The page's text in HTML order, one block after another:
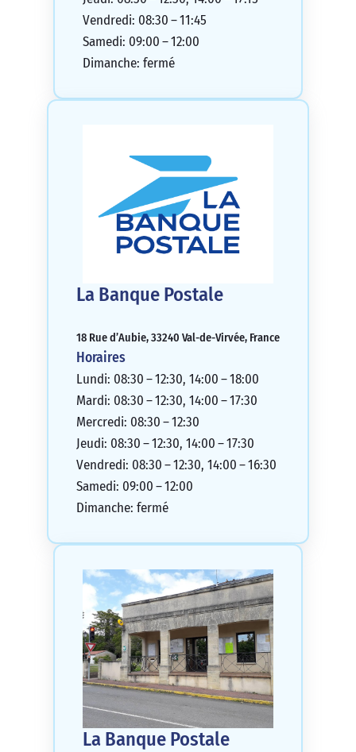
Vendredi: 08:30 – 11:45
Samedi: 09:00 – 12:00
Dimanche: fermé
La Banque Postale
18 Rue d’Aubie, 33240 Val-de-Virvée, France
Horaires
Lundi: 08:30 – 12:30, 14:00 – 18:00
Mardi: 08:30 – 12:30, 14:00 – 17:30
Mercredi: 08:30 – 12:30
Jeudi: 08:30 – 12:30, 14:00 – 17:30
Vendredi: 08:30 – 12:30, 14:00 – 16:30
Samedi: 09:00 – 12:00
Dimanche: fermé
La Banque Postale